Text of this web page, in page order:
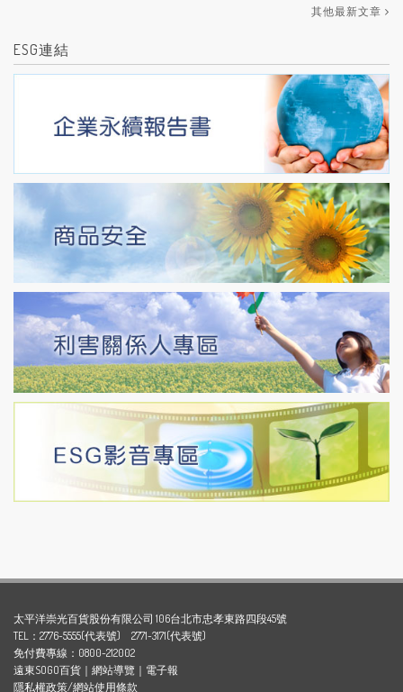
其他最新文章
ESG連結
太平洋崇光百貨股份有限公司 106台北市忠孝東路四段45號
TEL：2776-5555(代表號) 2771-3171(代表號)
免付費專線：0800-212002
遠東SOGO百貨 ｜ 網站導覽 ｜ 電子報
隱私權政策/網站使用條款